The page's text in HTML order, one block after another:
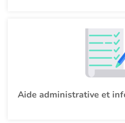
Aide administrative et